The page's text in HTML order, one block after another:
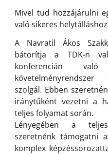
Mivel tud hozzájárulni
való sikeres
A Navratil Ákos
bátorítja a TDK-n
konferencián
szolgál. Ebben
iránytűként vezetni a
teljes folyamat során.
Lényegében a
szeretnénk támogatni
komplex